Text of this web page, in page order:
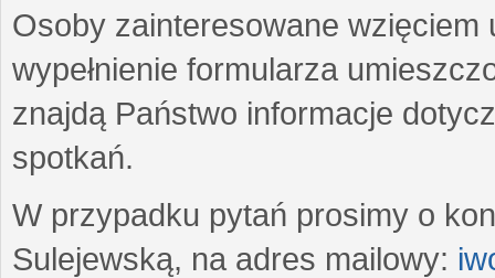
Osoby zainteresowane wzięciem
wypełnienie formularza
znajdą Państwo informacje
spotkań.
W przypadku pytań prosimy o
Sulejewską, na adres mailowy: